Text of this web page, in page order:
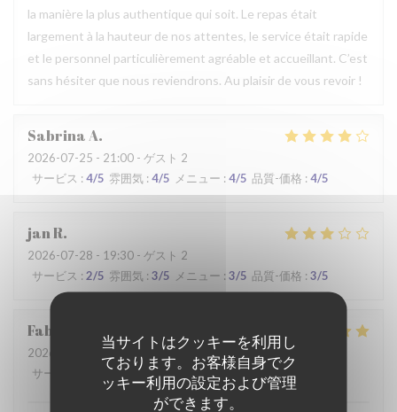
当サイトはクッキーを利用し
ております。お客様自身でク
ッキー利用の設定および管理
ができます。
la manière la plus authentique qui soit. Le repas était
largement à la hauteur de nos attentes, le service était rapide
et le personnel particulièrement agréable et accueillant. C’est
sans hésiter que nous reviendrons. Au plaisir de vous revoir !
SabrinaA
2026-07-25 - 21:00 - ゲスト 2
サービス : 4/5 雰囲気 :4/5 メニュー : 4/5 品質-価格 : 4/5
janR
2026-07-28 - 19:30 - ゲスト 2
サービス : 2/5 雰囲気 : 3/5 メニュー : 3/5 品質-価格 : 3/5
Fabrice
2026-07-19
- 12:00 - ゲスト 3
サービス
雰囲気 5/5 メニュー : 4/5 品質-価格